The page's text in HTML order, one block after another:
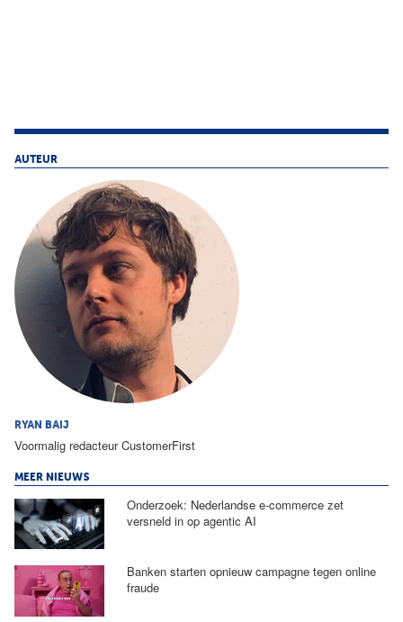
AUTEUR
RYAN BAIJ
Voormalig redacteur CustomerFirst
MEER NIEUWS
Onderzoek: Nederlandse e-commerce zet
versneld in op agentic AI
Banken starten opnieuw campagne tegen online
fraude